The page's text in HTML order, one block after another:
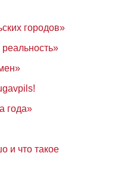
городов»
года»
и что такое